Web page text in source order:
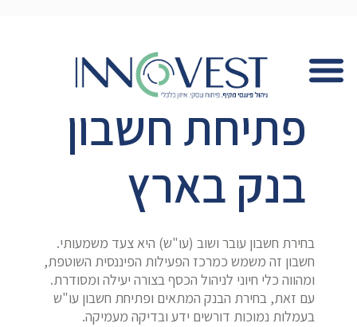
פתיחת חשבון
בנק בארץ
בחירת חשבון עובר ושוב (עו"ש) היא צעד משמעותי.
חשבון זה משמש כמרכז הפעילות הפיננסית השוטפת,
ומהווה כלי חיוני לניהול הכסף בצורה יעילה ומסודרת.
עם זאת, בחירת הבנק המתאים ופתיחת חשבון עו"ש
בעמלות נמוכות דורשים ידע ובדיקה מעמיקה.